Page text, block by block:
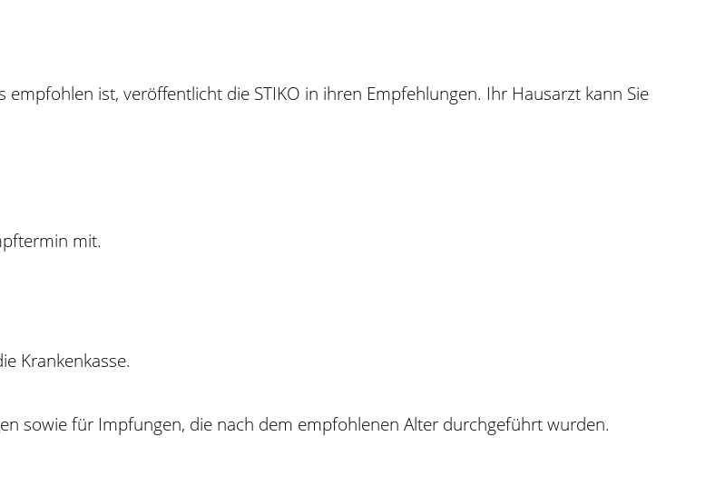
ist, veröffentlicht die STIKO in ihren Empfehlungen. Ihr Hausarzt kann Sie
mit.
Krankenkasse.
sowie für Impfungen, die nach dem empfohlenen Alter durchgeführt wurden.